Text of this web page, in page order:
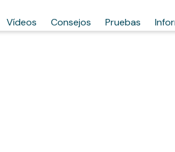
Vídeos Consejos Pruebas